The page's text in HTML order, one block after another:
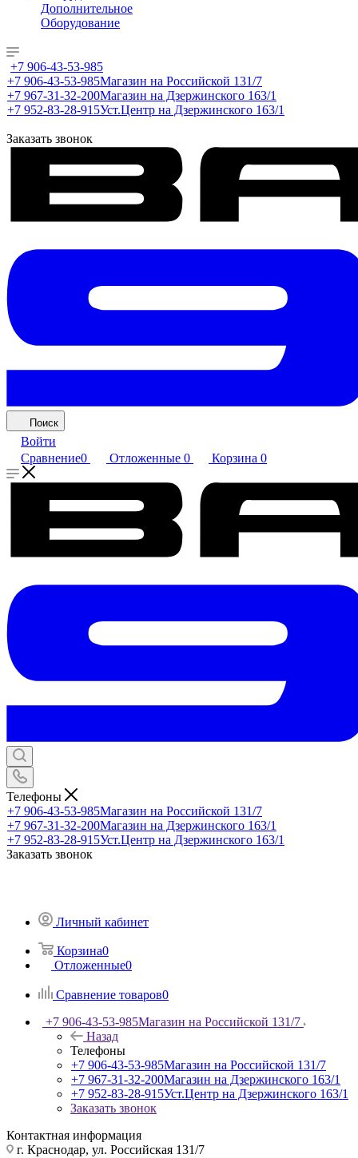
Дополнительное
Оборудование
+7 906-43-53-985
+7 906-43-53-985Магазин на Российской 131/7
+7 967-31-32-200Магазин на Дзержинского 163/1
+7 952-83-28-915Уст.Центр на Дзержинского 163/1
Заказать звонок
Поиск
Войти
Сравнение0 Отложенные 0 Корзина 0
Телефоны
+7 906-43-53-985Магазин на Российской 131/7
+7 967-31-32-200Магазин на Дзержинского 163/1
+7 952-83-28-915Уст.Центр на Дзержинского 163/1
Заказать звонок
Личный кабинет
Корзина0
Отложенные0
Сравнение товаров0
+7 906-43-53-985Магазин на Российской 131/7
Назад
Телефоны
+7 906-43-53-985Магазин на Российской 131/7
+7 967-31-32-200Магазин на Дзержинского 163/1
+7 952-83-28-915Уст.Центр на Дзержинского 163/1
Заказать звонок
Контактная информация
г. Краснодар, ул. Российская 131/7